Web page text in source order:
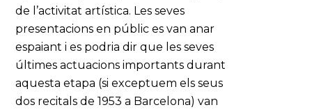
de l’activitat artística. Les seves
presentacions en públic es van anar
espaiant i es podria dir que les seves
últimes actuacions importants durant
aquesta etapa (si exceptuem els seus
dos recitals de 1953 a Barcelona) van